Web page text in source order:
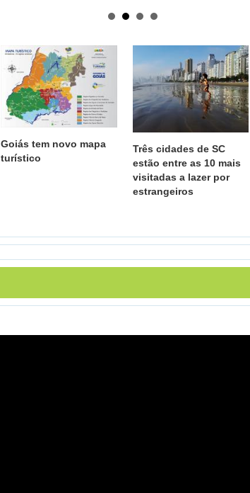
Goiás tem novo mapa
turístico
Três cidades de SC
estão entre as 10 mais
visitadas a lazer por
estrangeiros